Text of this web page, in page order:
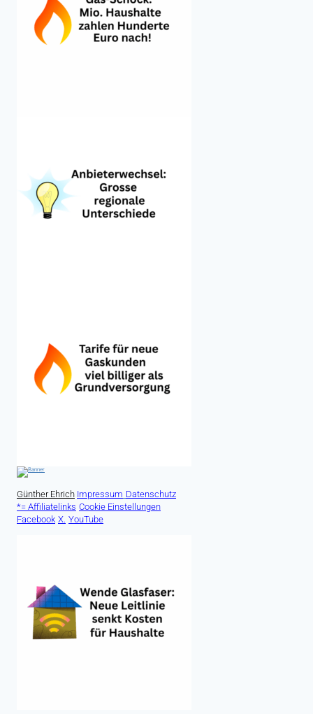
Günther Ehrich Impressum Datenschutz
*= Affiliatelinks Cookie Einstellungen
Facebook X. YouTube